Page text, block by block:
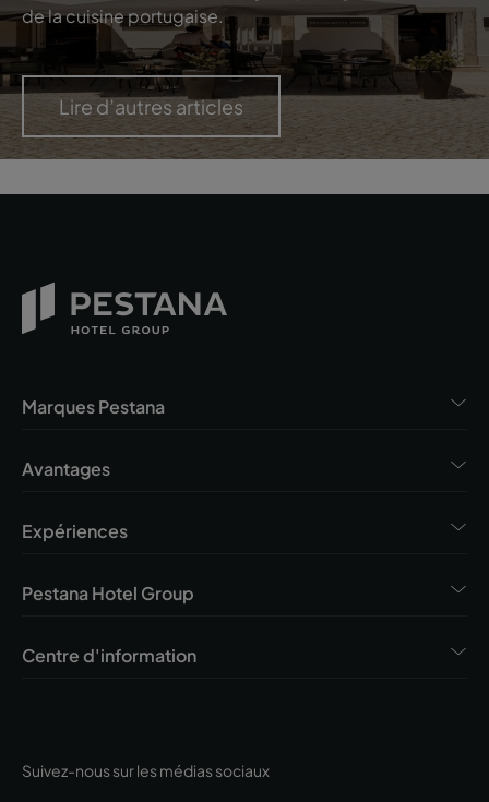
de la cuisine portugaise.
Lire d’autres articles
Suivez-nous sur les médias sociaux
Marques Pestana
Avantages
Expériences
Pestana Hotel Group
Centre d'information